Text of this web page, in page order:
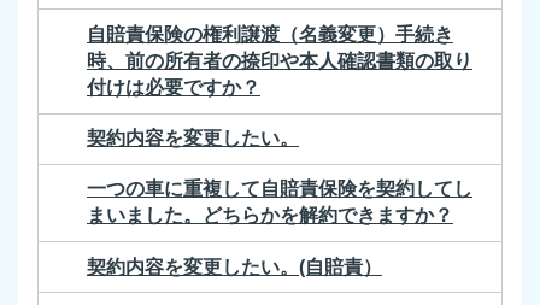
自賠責保険の権利譲渡（名義変更）手続き
時、前の所有者の捺印や本人確認書類の取り
付けは必要ですか？
契約内容を変更したい。
一つの車に重複して自賠責保険を契約してし
まいました。どちらかを解約できますか？
契約内容を変更したい。(自賠責）